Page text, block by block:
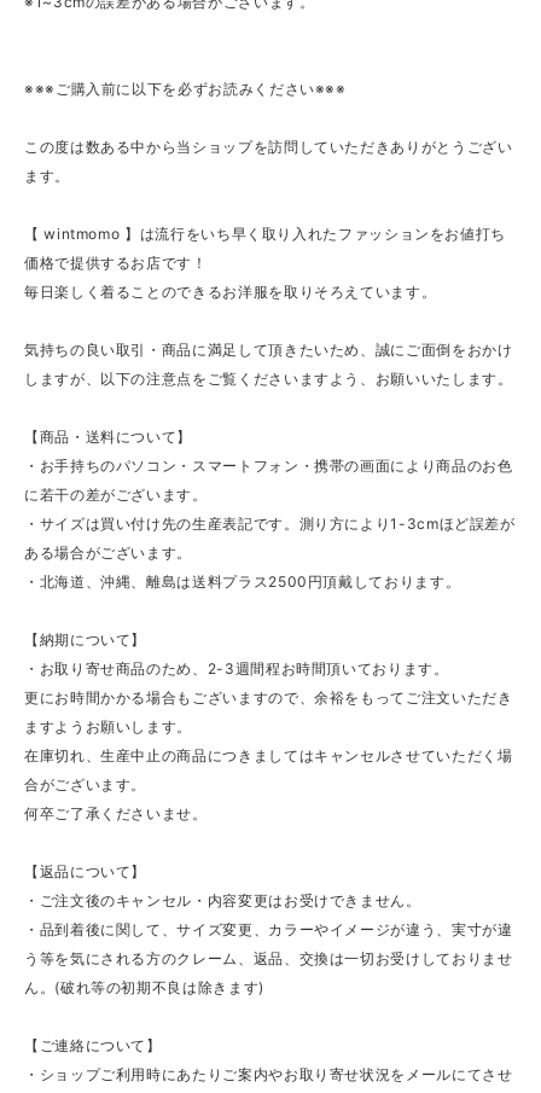
※※※ご購入前に以下を必ずお読みください※※※
この度は数ある中から当ショップを訪問していただきありがとうござい
ます。
【 wintmomo 】は流行をいち早く取り入れたファッションをお値打ち
価格で提供するお店です！
毎日楽しく着ることのできるお洋服を取りそろえています。
気持ちの良い取引・商品に満足して頂きたいため、誠にご面倒をおかけ
しますが、以下の注意点をご覧くださいますよう、お願いいたします。
【商品・送料について】
・お手持ちのパソコン・スマートフォン・携帯の画面により商品のお色
に若干の差がございます。
・サイズは買い付け先の生産表記です。測り方により1-3cmほど誤差が
ある場合がございます。
・北海道、沖縄、離島は送料プラス2500円頂戴しております。
【納期について】
・お取り寄せ商品のため、2-3週間程お時間頂いております。
更にお時間かかる場合もございますので、余裕をもってご注文いただき
ますようお願いします。
在庫切れ、生産中止の商品につきましてはキャンセルさせていただく場
合がございます。
何卒ご了承くださいませ。
【返品について】
・ご注文後のキャンセル・内容変更はお受けできません。
・品到着後に関して、サイズ変更、カラーやイメージが違う、実寸が違
う等を気にされる方のクレーム、返品、交換は一切お受けしておりませ
ん。(破れ等の初期不良は除きます)
【ご連絡について】
・ショップご利用時にあたりご案内やお取り寄せ状況をメールにてさせ